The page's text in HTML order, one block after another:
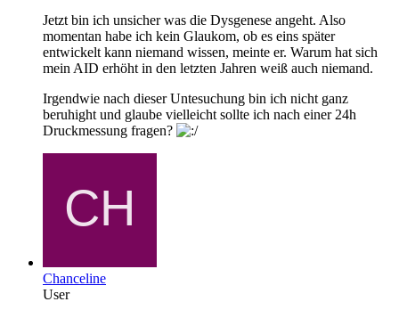
Jetzt bin ich unsicher was die Dysgenese angeht. Also
momentan habe ich kein Glaukom, ob es eins später
entwickelt kann niemand wissen, meinte er. Warum hat sich
mein AID erhöht in den letzten Jahren weiß auch niemand.
Irgendwie nach dieser Untesuchung bin ich nicht ganz
beruhight und glaube vielleicht sollte ich nach einer 24h
Druckmessung fragen?
Chanceline
User